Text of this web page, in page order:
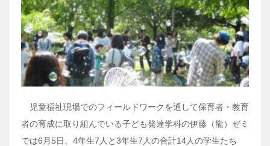
児童福祉現場でのフィールドワークを通して保育者・教育
者の育成に取り組んでいる子ども発達学科の伊藤（龍）ゼミ
では6月5日、4年生7人と3年生7人の合計14人の学生たち